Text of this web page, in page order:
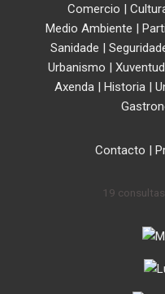
Comercio |
Medio Ambiente |
Sanidade |
Urbanismo |
Axenda| Historia|
Contacto |
19